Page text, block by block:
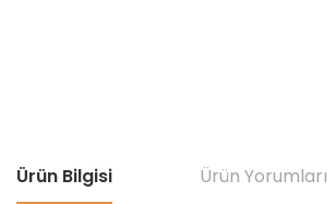
Ürün Bilgisi Ürün Yorumları